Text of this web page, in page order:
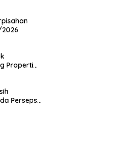
Properti
Persepsi